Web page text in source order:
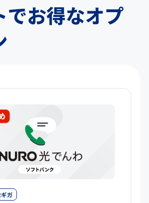
でお得なオプ
ガ